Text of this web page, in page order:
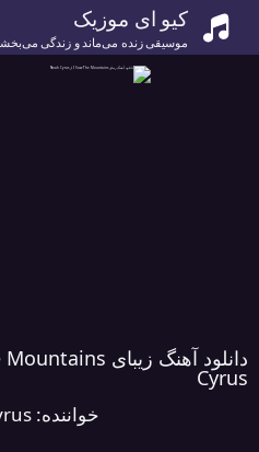
کیو ای موزیک
موسیقی زنده می‌ماند و زندگی
Cyrus
خواننده: